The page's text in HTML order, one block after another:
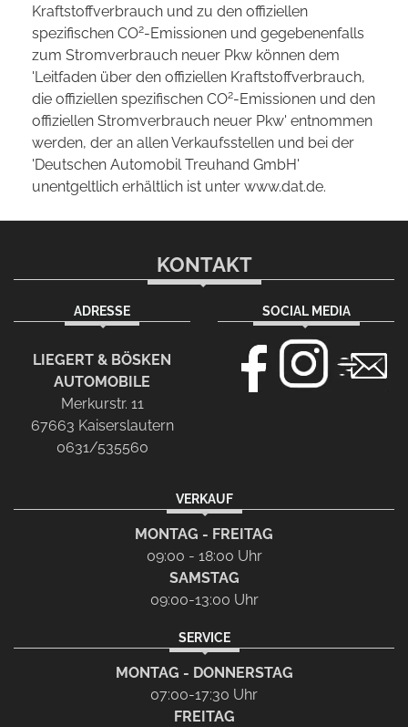
Kraftstoffverbrauch und zu den offiziellen
spezifischen CO2-Emissionen und gegebenenfalls
zum Stromverbrauch neuer Pkw können dem
'Leitfaden über den offiziellen Kraftstoffverbrauch,
die offiziellen spezifischen CO2-Emissionen und den
offiziellen Stromverbrauch neuer Pkw' entnommen
werden, der an allen Verkaufsstellen und bei der
'Deutschen Automobil Treuhand GmbH'
unentgeltlich erhältlich ist unter www.dat.de.
KONTAKT
ADRESSE
LIEGERT & BÖSKEN
AUTOMOBILE
Merkurstr. 11
67663 Kaiserslautern
0631/535560
SOCIAL MEDIA
VERKAUF
MONTAG - FREITAG
09:00 - 18:00 Uhr
SAMSTAG
09:00-13:00 Uhr
SERVICE
MONTAG - DONNERSTAG
07:00-17:30 Uhr
FREITAG